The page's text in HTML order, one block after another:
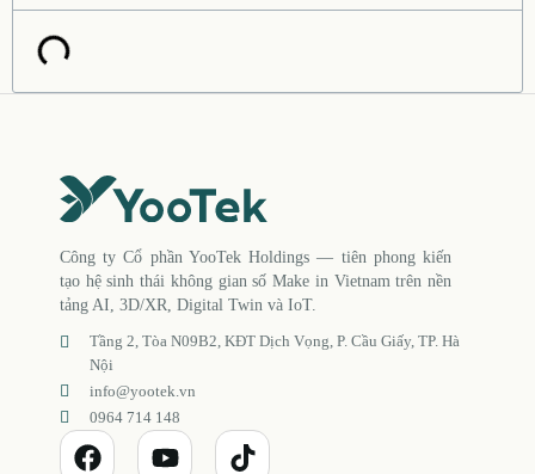
Công ty Cổ phần YooTek Holdings — tiên phong kiến
tạo hệ sinh thái không gian số Make in Vietnam trên nền
tảng AI, 3D/XR, Digital Twin và IoT.
Tầng 2, Tòa N09B2, KĐT Dịch Vọng, P. Cầu Giấy, TP. Hà
Nội
info@yootek.vn
0964 714 148